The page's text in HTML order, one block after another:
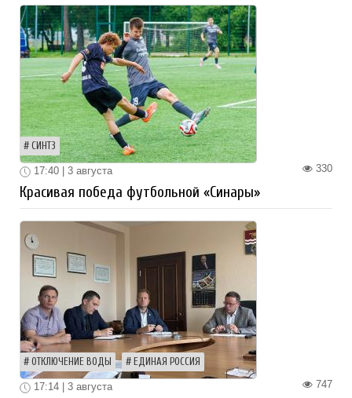
СИНТЗ
330
17:40 | 3 августа
Красивая победа футбольной «Синары»
ОТКЛЮЧЕНИЕ ВОДЫ ЕДИНАЯ РОССИЯ
747
17:14 | 3 августа